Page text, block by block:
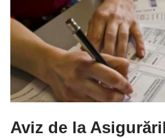
Aviz de la